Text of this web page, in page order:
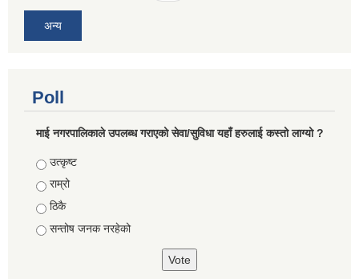
अन्य
Poll
माई नगरपालिकाले उपलब्ध गराएको सेवा/सुविधा यहाँ हरुलाई कस्तो लाग्यो ?
Choices
उत्कृष्ट
राम्रो
ठिकै
सन्तोष जनक नरहेको